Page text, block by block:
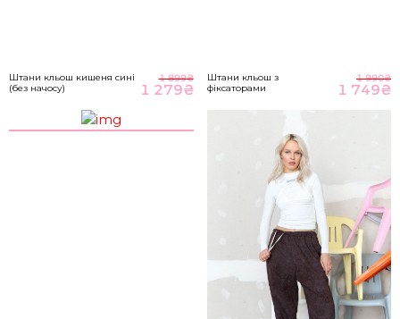
Штани кльош кишеня сині
(без начосу)
1 899₴
1 279₴
Штани кльош з
фіксаторами
1 990₴
1 749₴